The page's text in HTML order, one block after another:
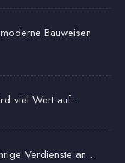
Bauweisen
viel Wert auf…
Verdienste an…